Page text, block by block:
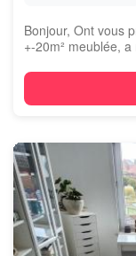
Bonjour, Ont vous
+-20m² meublée,